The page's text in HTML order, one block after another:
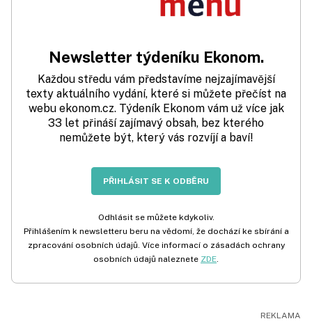
Newsletter týdeníku Ekonom.
Každou středu vám představíme nejzajímavější
texty aktuálního vydání, které si můžete přečíst na
webu ekonom.cz. Týdeník Ekonom vám už více jak
33 let přináší zajímavý obsah, bez kterého
nemůžete být, který vás rozvíjí a baví!
PŘIHLÁSIT SE K ODBĚRU
Odhlásit se můžete kdykoliv.
Přihlášením k newsletteru beru na vědomí, že dochází ke sbírání a
zpracování osobních údajů. Více informací o zásadách ochrany
osobních údajů naleznete ZDE.